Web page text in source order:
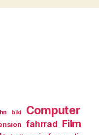
bild Computer
fahrrad Film